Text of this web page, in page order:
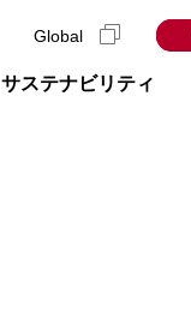
サステナビリティ
Global